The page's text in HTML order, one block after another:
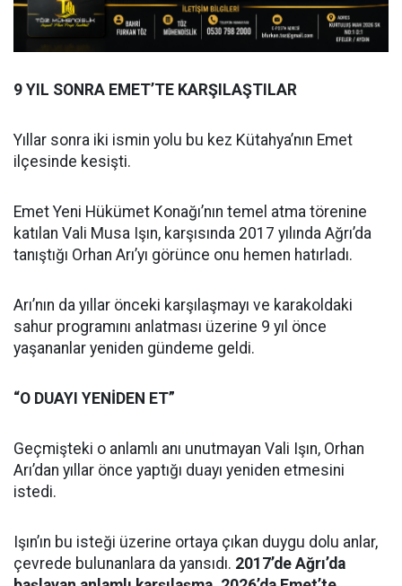
9 YIL SONRA EMET’TE KARŞILAŞTILAR
Yıllar sonra iki ismin yolu bu kez Kütahya’nın Emet
ilçesinde kesişti.
Emet Yeni Hükümet Konağı’nın temel atma törenine
katılan Vali Musa Işın, karşısında 2017 yılında Ağrı’da
tanıştığı Orhan Arı’yı görünce onu hemen hatırladı.
Arı’nın da yıllar önceki karşılaşmayı ve karakoldaki
sahur programını anlatması üzerine 9 yıl önce
yaşananlar yeniden gündeme geldi.
“O DUAYI YENİDEN ET”
Geçmişteki o anlamlı anı unutmayan Vali Işın, Orhan
Arı’dan yıllar önce yaptığı duayı yeniden etmesini
istedi.
Işın’ın bu isteği üzerine ortaya çıkan duygu dolu anlar,
çevrede bulunanlara da yansıdı. 2017’de Ağrı’da